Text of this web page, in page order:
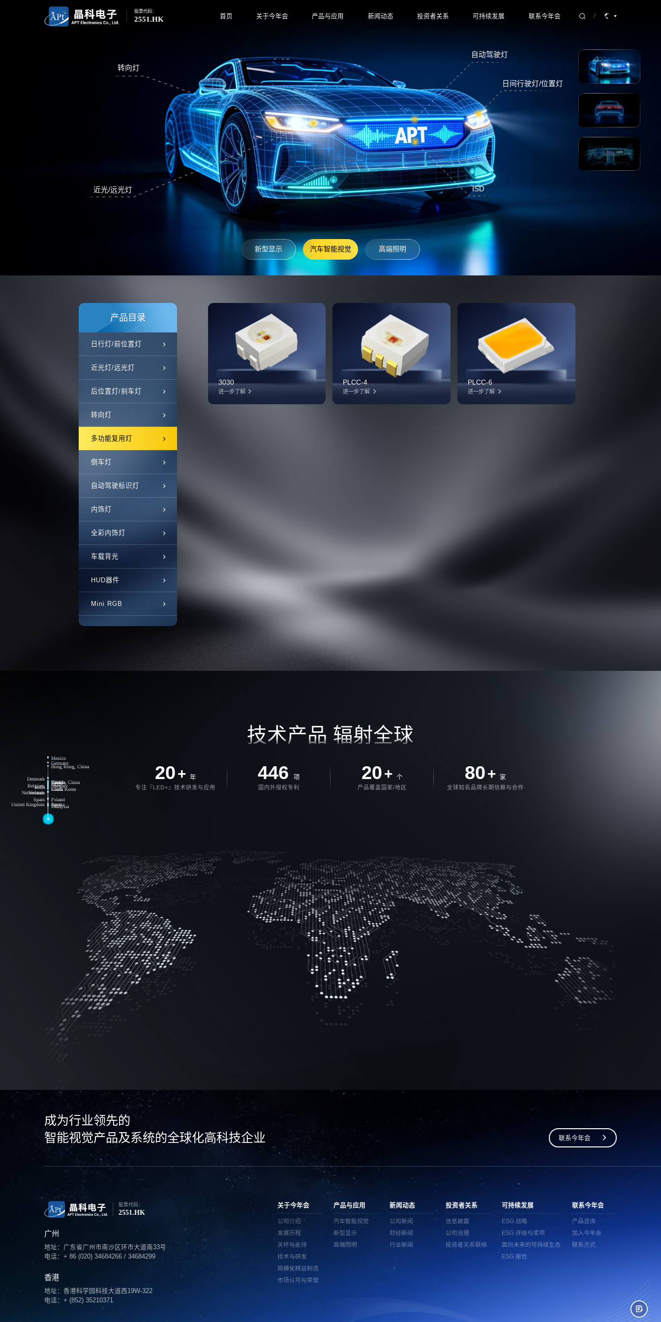
股票代码：
2551.HK 首页 关于今年会
发展历程
关怀与支持
技术与研发
规模化精益制造
市场认可与荣誉
产品与应用
新型显示
高端照明
新闻动态
行业新闻
投资者关系 可持续发展
ESG 评级与奖项
面向未来的可持续生态
联系今年会 /
转向灯
近光/远光灯
自动驾驶灯
日间行驶灯/位置灯
ISD
新型显示 汽车智能视觉 高端照明
产品目录
日行灯/前位置灯
近光灯/远光灯
后位置灯/刹车灯
转向灯
多功能复用灯
倒车灯
自动驾驶标识灯
内饰灯
全彩内饰灯
车载背光
HUD器件
Mini RGB
3030
进一步了解
PLCC-4
进一步了解
PLCC-6
进一步了解
技术产品 辐射全球
20+ 年
专注『LED+』技术研发与应用
446 项
国内外授权专利
20+ 个
产品覆盖国家/地区
80+ 家
全球知名品牌长期信赖与合作
Mexico
USA
Canada
Brazil
Spain
United Kingdom
Netherlands
Belgium
Denmark
Germany
Hungary
Poland
Egypt
India
Russia
China
Hong Kong, China
Taiwan, China
South Korea
Japan
Malaysia
Vietnam
成为行业领先的
智能视觉产品及系统的全球化高科技企业
联系今年会
股票代码：
2551.HK
广州
地址：广东省广州市南沙区环市大道南33号
电话：+ 86 (020) 34684266 / 34684299
香港
地址：香港科学园科技大道西19W-322
电话：+ (852) 35210371
关于今年会
公司介绍
发展历程
关怀与支持
技术与研发
规模化精益制造
市场认可与荣誉
产品与应用
汽车智能视觉
新型显示
高端照明
新闻动态
公司新闻
财经新闻
行业新闻
投资者关系
信息披露
公司治理
投资者关系联络
可持续发展
ESG 战略
ESG 评级与奖项
面向未来的可持续生态
ESG 报告
联系今年会
产品咨询
加入今年会
联系方式